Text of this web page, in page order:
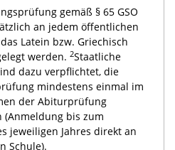
gemäß § 65 GSO
an jedem öffentlichen
Latein bzw. Griechisch
werden. 2Staatliche
dazu verpflichtet, die
mindestens einmal im
der Abiturprüfung
(Anmeldung bis zum
jeweiligen Jahres direkt an
Schule).